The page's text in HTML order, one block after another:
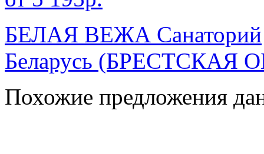
БЕЛАЯ ВЕЖА Санаторий
Беларусь (БРЕСТСКАЯ
Похожие предложения